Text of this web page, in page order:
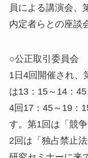
員による講演会、
内定者らとの座談
○公正取引委員会
1日4回開催され、
は13：15～14：
4回17：45～19：
す。第1回は「競
2回は「独占禁止